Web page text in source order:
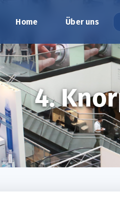
Home Über uns
4.